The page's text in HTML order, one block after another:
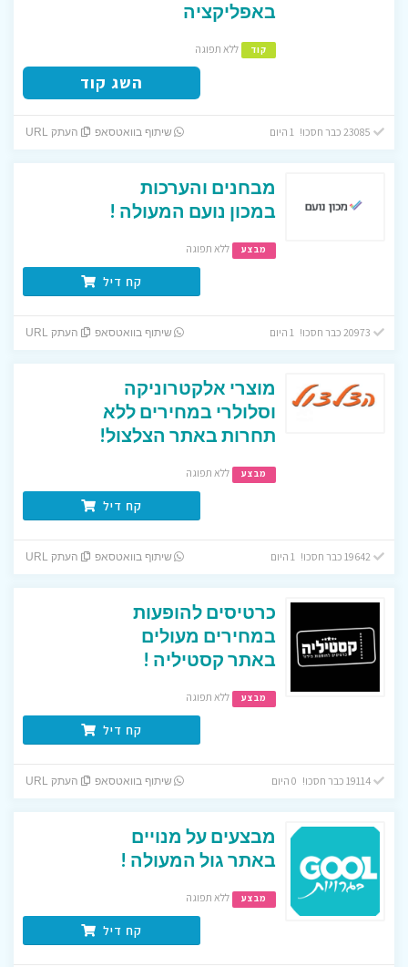
באפליקציה
קוד ללא תפוגה
השג קוד
שיתוף בוואטסאפ העתק URL
מבחנים והערכות
במכון נועם המעולה !
מבצע ללא תפוגה
קח דיל
שיתוף בוואטסאפ העתק URL
מוצרי אלקטרוניקה
וסלולרי במחירים ללא
תחרות באתר הצלצול!
מבצע ללא תפוגה
קח דיל
שיתוף בוואטסאפ העתק URL
כרטיסים להופעות
במחירים מעולים
באתר קסטיליה !
מבצע ללא תפוגה
קח דיל
19114 כבר חסכו! 0 היום שיתוף בוואטסאפ העתק URL
מבצעים על מנויים
באתר גול המעולה !
מבצע ללא תפוגה
קח דיל